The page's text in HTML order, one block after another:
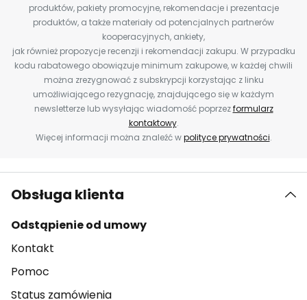
produktów, pakiety promocyjne, rekomendacje i prezentacje
produktów, a także materiały od potencjalnych partnerów
kooperacyjnych, ankiety,
jak również propozycje recenzji i rekomendacji zakupu. W przypadku
kodu rabatowego obowiązuje minimum zakupowe, w każdej chwili
można zrezygnować z subskrypcji korzystając z linku
umożliwiającego rezygnację, znajdującego się w każdym
newsletterze lub wysyłając wiadomość poprzezformularz
kontaktowy.
Więcej informacji można znaleźć wpolityce prywatności.
Obsługa klienta
Odstąpienie od umowy
Kontakt
Pomoc
Status zamówienia